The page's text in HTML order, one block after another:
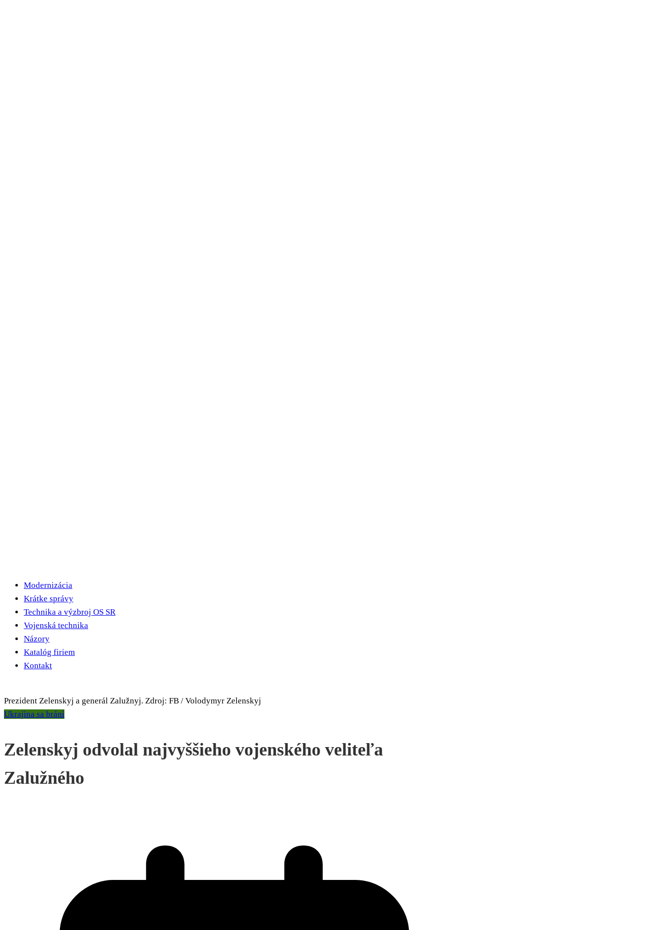
Modernizácia
Krátke správy
Technika a výzbroj OS SR
Vojenská technika
Názory
Katalóg firiem
Kontakt
Prezident Zelenskyj a generál Zalužnyj. Zdroj: FB / Volodymyr Zelenskyj
Ukrajina sa bráni
Zelenskyj odvolal najvyššieho vojenského veliteľa
Zalužného